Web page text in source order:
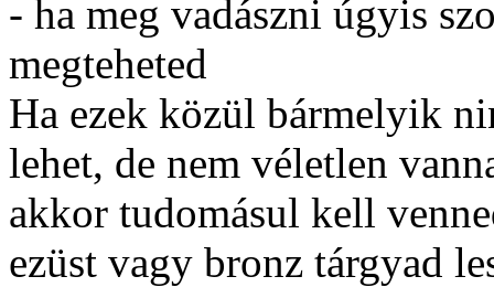
- ha meg vadászni úgyis
megteheted
Ha ezek közül bármelyik
lehet, de nem véletlen
akkor tudomásul kell
ezüst vagy bronz tárgyad